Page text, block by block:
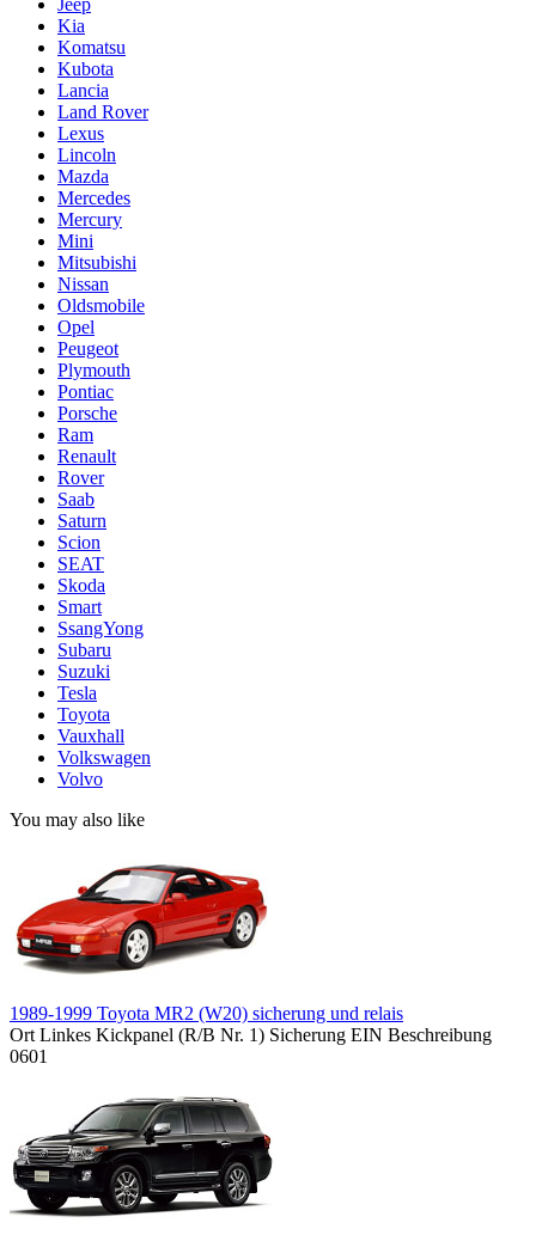
Kia
Komatsu
Kubota
Lancia
Land Rover
Lexus
Lincoln
Mazda
Mercedes
Mercury
Mini
Mitsubishi
Nissan
Oldsmobile
Opel
Peugeot
Plymouth
Pontiac
Porsche
Ram
Renault
Rover
Saab
Saturn
Scion
SEAT
Skoda
Smart
SsangYong
Subaru
Suzuki
Tesla
Toyota
Vauxhall
Volkswagen
Volvo
You may also like
1989-1999 Toyota MR2 (W20) sicherung und relais
Ort Linkes Kickpanel (R/B Nr. 1) Sicherung EIN Beschreibung
0601